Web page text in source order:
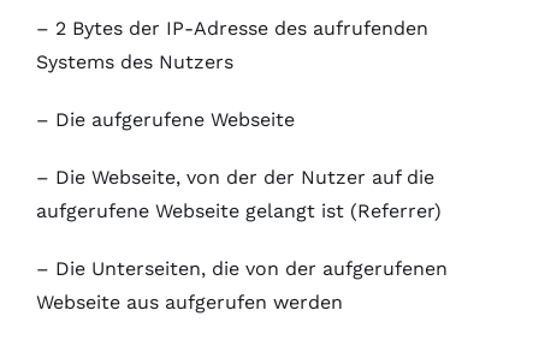
– 2 Bytes der IP-Adresse des aufrufenden
Systems des Nutzers
– Die aufgerufene Webseite
– Die Webseite, von der der Nutzer auf die
aufgerufene Webseite gelangt ist (Referrer)
– Die Unterseiten, die von der aufgerufenen
Webseite aus aufgerufen werden